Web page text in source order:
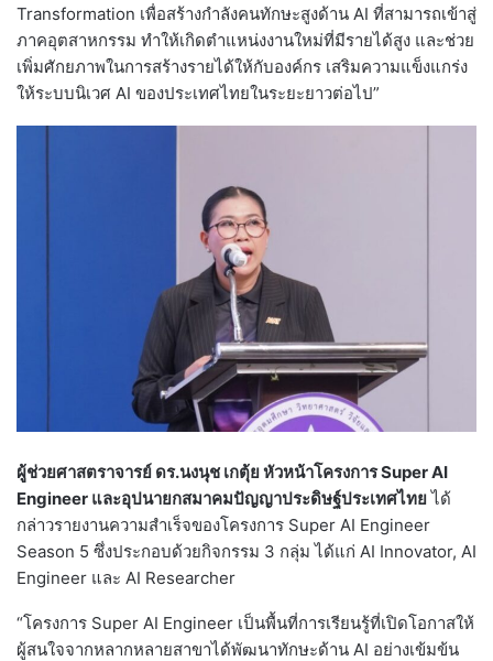
Transformation เพื่อสร้างกำลังคนทักษะสูงด้าน AI ที่สามารถเข้าสู่
ภาคอุตสาหกรรม ทำให้เกิดตำแหน่งงานใหม่ที่มีรายได้สูง และช่วย
เพิ่มศักยภาพในการสร้างรายได้ให้กับองค์กร เสริมความแข็งแกร่ง
ให้ระบบนิเวศ AI ของประเทศไทยในระยะยาวต่อไป”
ผู้ช่วยศาสตราจารย์ ดร.นงนุช เกตุ้ย หัวหน้าโครงการ Super AI
Engineer และอุปนายกสมาคมปัญญาประดิษฐ์ประเทศไทยได้
กล่าวรายงานความสำเร็จของโครงการ Super AI Engineer
Season 5 ซึ่งประกอบด้วยกิจกรรม 3 กลุ่ม ได้แก่ AI Innovator, AI
Engineer และ AI Researcher
“โครงการ Super AI Engineer เป็นพื้นที่การเรียนรู้ที่เปิดโอกาสให้
ผู้สนใจจากหลากหลายสาขาได้พัฒนาทักษะด้าน AI อย่างเข้มข้น